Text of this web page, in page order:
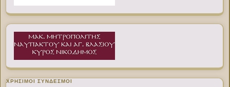
ΧΡΉΣΙΜΟΙ ΣΎΝΔΕΣΜΟΙ